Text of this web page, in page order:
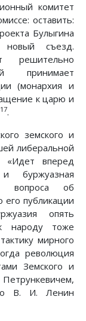
комитет
оставить:
Булыгина
съезд.
решительно
принимает
(монархия и
к царю и
.
земского и
либеральной
«Идет вперед
буржуазная
вопроса об
его публикации
опять
народу тоже
мирного
революция
Земского и
В. И. Ленин